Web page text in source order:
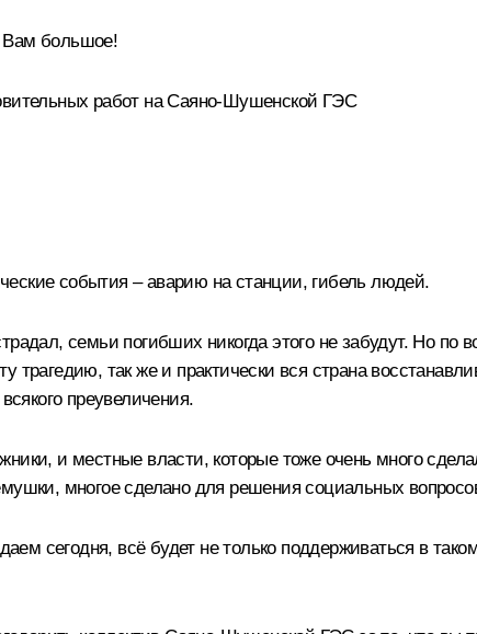
Вам большое!
работ на Саяно-Шушенской ГЭС
события – аварию на станции, гибель людей.
семьи погибших никогда этого не забудут. Но
трагедию, так же и практически вся страна
преувеличения.
и местные власти, которые тоже очень много
многое сделано для решения социальных
сегодня, всё будет не только поддерживаться в